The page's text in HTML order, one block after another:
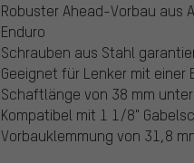
Robuster Ahead-Vorbau aus
Enduro
Schrauben aus Stahl
Geeignet für Lenker mit
Schaftlänge von 38 mm
Kompatibel mit 1 1/8"
Vorbauklemmung von 31,8